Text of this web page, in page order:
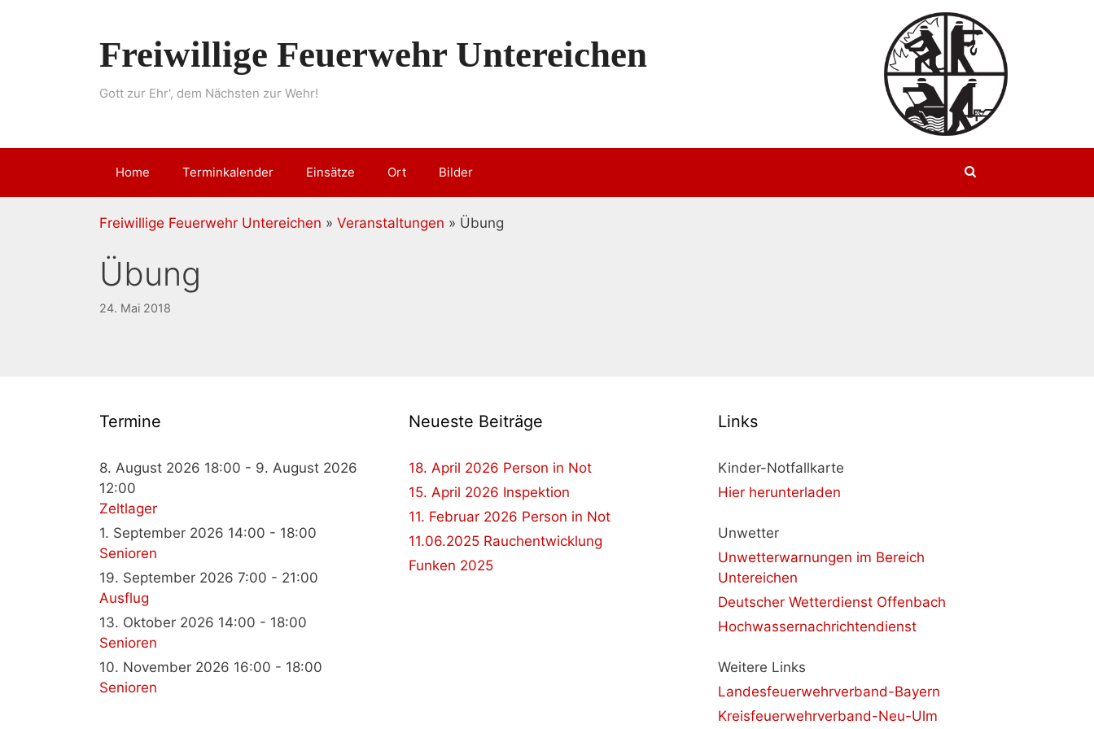
Freiwillige Feuerwehr Untereichen
Gott zur Ehr', dem Nächsten zur Wehr!
Home Terminkalender Einsätze Ort Bilder
Freiwillige Feuerwehr Untereichen » Veranstaltungen » Übung
Übung
24. Mai 2018
Termine
8. August 2026 18:00 - 9. August 2026
12:00
Zeltlager
1. September 2026 14:00 - 18:00
Senioren
19. September 2026 7:00 - 21:00
Ausflug
13. Oktober 2026 14:00 - 18:00
Senioren
10. November 2026 16:00 - 18:00
Senioren
Neueste Beiträge
18. April 2026 Person in Not
15. April 2026 Inspektion
11. Februar 2026 Person in Not
11.06.2025 Rauchentwicklung
Funken 2025
Links
Kinder-Notfallkarte
Hier herunterladen
Unwetter
Unwetterwarnungen im Bereich
Untereichen
Deutscher Wetterdienst Offenbach
Hochwassernachrichtendienst
Weitere Links
Landesfeuerwehrverband-Bayern
Kreisfeuerwehrverband-Neu-Ulm